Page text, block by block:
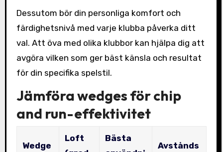
Dessutom bör din personliga komfort och
färdighetsnivå med varje klubba påverka ditt
val. Att öva med olika klubbor kan hjälpa dig att
avgöra vilken som ger bäst känsla och resultat
för din specifika spelstil.
Jämföra wedges för chip
and run-effektivitet
Wedge
Loft
Bästa
Avstånds